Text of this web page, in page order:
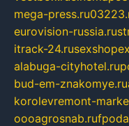
mega-press.ru
eurovision-russia.ru
itrack-24.ru
alabuga-cityhotel.ru
bud-em-znakomye.ru
korolevremont-
oooagrosnab.ru